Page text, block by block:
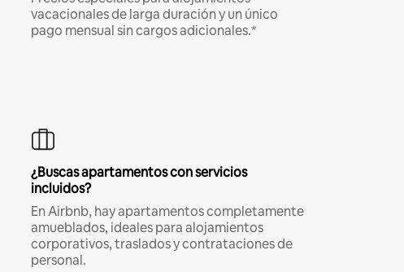
vacacionales de larga duración y un único
pago mensual sin cargos adicionales.*
¿Buscas apartamentos con servicios
incluidos?
En Airbnb, hay apartamentos completamente
amueblados, ideales para alojamientos
corporativos, traslados y contrataciones de
personal.